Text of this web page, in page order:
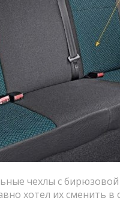
чехлы с
хотел их сменить в